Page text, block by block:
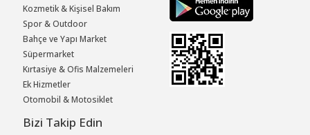
Kozmetik & Kişisel Bakım
Spor & Outdoor
Bahçe ve Yapı Market
Süpermarket
Kırtasiye & Ofis Malzemeleri
Ek Hizmetler
Otomobil & Motosiklet
Bizi Takip Edin